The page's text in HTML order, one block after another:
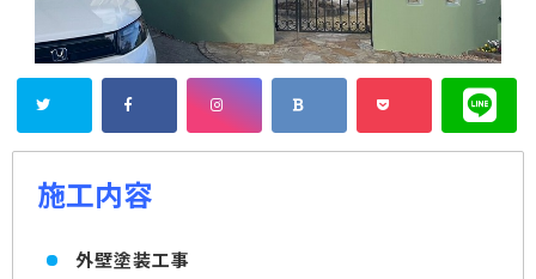
施工内容
外壁塗装工事